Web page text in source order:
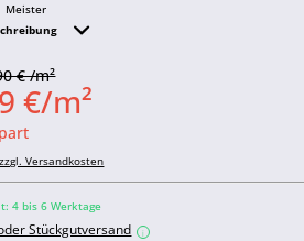
Meister
€ /m²
€/m²
zzgl. Versandkosten
4 bis 6 Werktage
Stückgutversand i